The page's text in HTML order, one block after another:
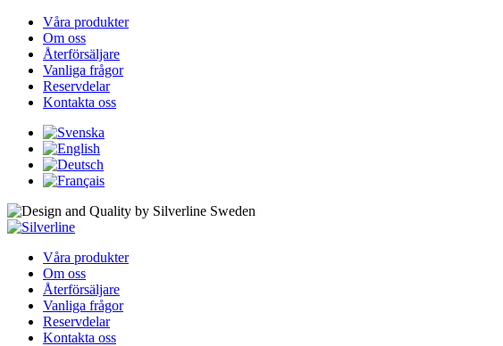
Våra produkter
Om oss
Återförsäljare
Vanliga frågor
Reservdelar
Kontakta oss
Våra produkter
Om oss
Återförsäljare
Vanliga frågor
Reservdelar
Kontakta oss